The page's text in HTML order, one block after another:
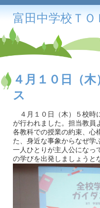
富田中学校ＴＯ
４月１０日（
ス
４月１０日（木）５校時
が行われました。担当教員
各教科での授業の約束、心
た、身近な事象からなぜ学
一人ひとりが主人公になっ
の学びを出発しましょうと